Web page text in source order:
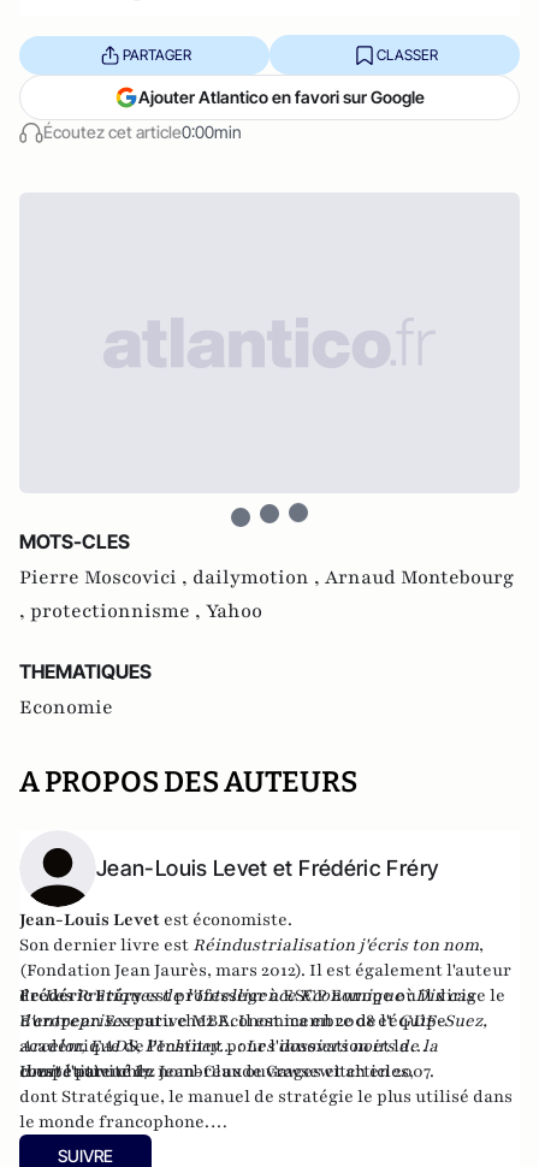
Écoutez cet article0:00min
PARTAGER CLASSER
Ajouter Atlantico en favori sur Google
MOTS-CLES
Pierre Moscovici , dailymotion , Arnaud Montebourg
, protectionnisme , Yahoo
THEMATIQUES
Economie
A PROPOS DES AUTEURS
Jean-Louis Levet et Frédéric Fréry
Jean-Louis Levet est économiste.
Son dernier livre est Réindustrialisation j'écris ton nom,
(Fondation Jean Jaurès, mars 2012). Il est également l'auteur
deLes Pratiques de l'Intelligence Economique : Dix cas
d'entreprisesparu chez Economica en 2008 et GDF-Suez,
Arcelor, EADS, Pechiney... : Les dossiers noirs de la
droiteparu chez Jean-Claude Gawsewitch en 2007.
Frédéric Fréryest professeur à ESCP Europe où il dirige le
European Executive MBA.Il est membre de l'équipe
académique del'Institut pour l'innovation et la
compétitivité I7.
Il est l'auteur de nombreux ouvrages et articles,
dontStratégique, le manuel de stratégie le plus utilisé dans
le monde francophone.
Site internet :
frery.com
SUIVRE